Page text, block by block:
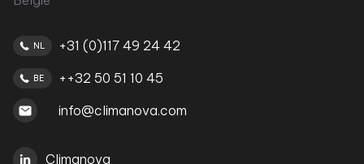
NL +31 (0)117 49 24 42
BE
++32 50 51 10 45
info@climanova.com
Climanova